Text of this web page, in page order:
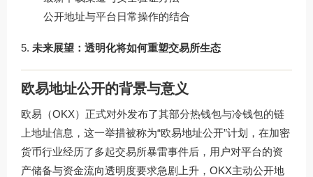
公开地址与平台日常操作的结合
未来展望：透明化将如何重塑交易所生态
欧易地址公开的背景与意义
欧易（OKX）正式对外发布了其部分热钱包与冷钱包的链
上地址信息，这一举措被称为“欧易地址公开”计划，在加密
货币行业经历了多起交易所暴雷事件后，用户对平台的资
产储备与资金流向透明度要求急剧上升，OKX主动公开地